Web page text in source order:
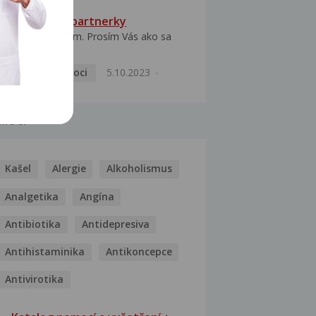
HPV typ 52 u partnerky
Dobrý deň prajem. Prosím Vás ako sa
Pohlavní nemoci
5.10.2023
Kašel Alergie Alkoholismus
Analgetika Angína
Antibiotika Antidepresiva
Antihistaminika Antikoncepce
Antivirotika